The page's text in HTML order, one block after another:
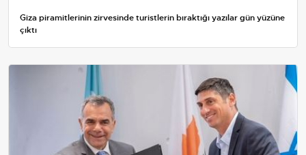
Giza piramitlerinin zirvesinde turistlerin bıraktığı yazılar gün yüzüne
çıktı